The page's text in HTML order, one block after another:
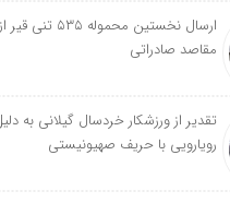
ارسال نخستین محموله
مقاصد صادراتی
تقدیر از ورزشکار خردسال گیلانی به
رویارویی با حریف صهیونیستی